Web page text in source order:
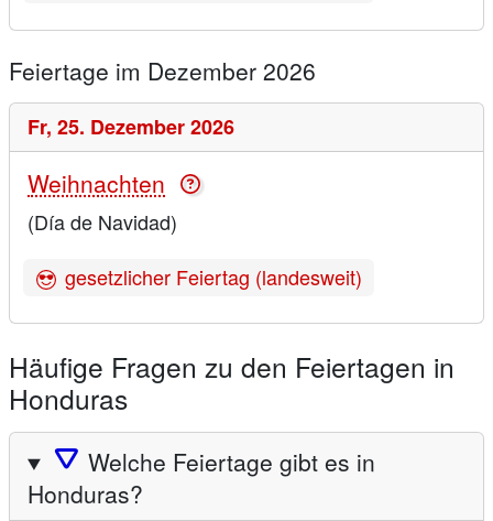
Feiertage im Dezember 2026
Fr, 25. Dezember 2026
Weihnachten
(Día de Navidad)
gesetzlicher Feiertag (landesweit)
Häufige Fragen zu den Feiertagen in
Honduras
🛆 Welche Feiertage gibt es in
Honduras?